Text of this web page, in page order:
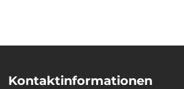
Kontaktinformationen